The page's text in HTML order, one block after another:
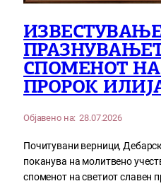
СПОМЕНОТ НА
ПРОРОК
Објавено на: 28.07.2026
Почитувани верници,
поканува на молитвено
споменот на светиот славен